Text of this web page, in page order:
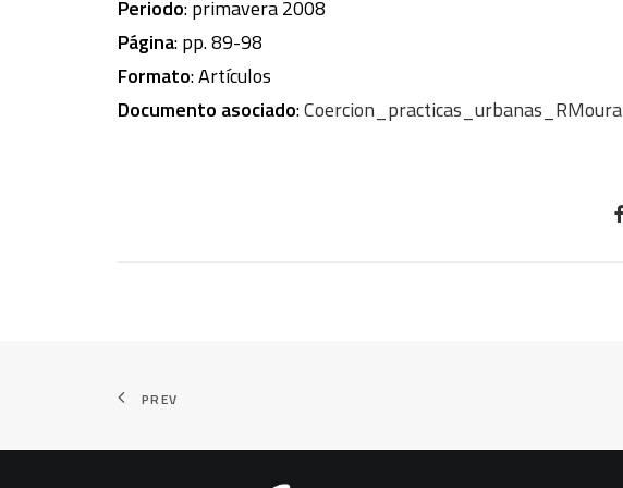
Periodo: primavera 2008
Página: pp. 89-98
Formato: Artículos
Documento asociado:Coercion_practicas_urbanas_RMoura
PREV